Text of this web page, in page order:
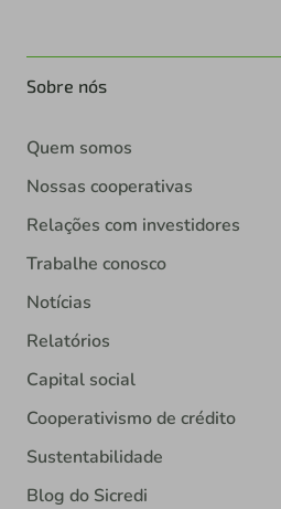
Sobre nós
Quem somos
Nossas cooperativas
Relações com investidores
Trabalhe conosco
Notícias
Relatórios
Capital social
Cooperativismo de crédito
Sustentabilidade
Blog do Sicredi